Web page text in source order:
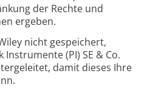
der Rechte und
ergeben.
nicht gespeichert,
(PI) SE & Co.
damit dieses Ihre